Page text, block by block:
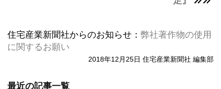
住宅産業新聞社からのお知らせ： 弊社著作物の使用
に関するお願い
2018年12月25日 住宅産業新聞社 編集部
最近の記事一覧